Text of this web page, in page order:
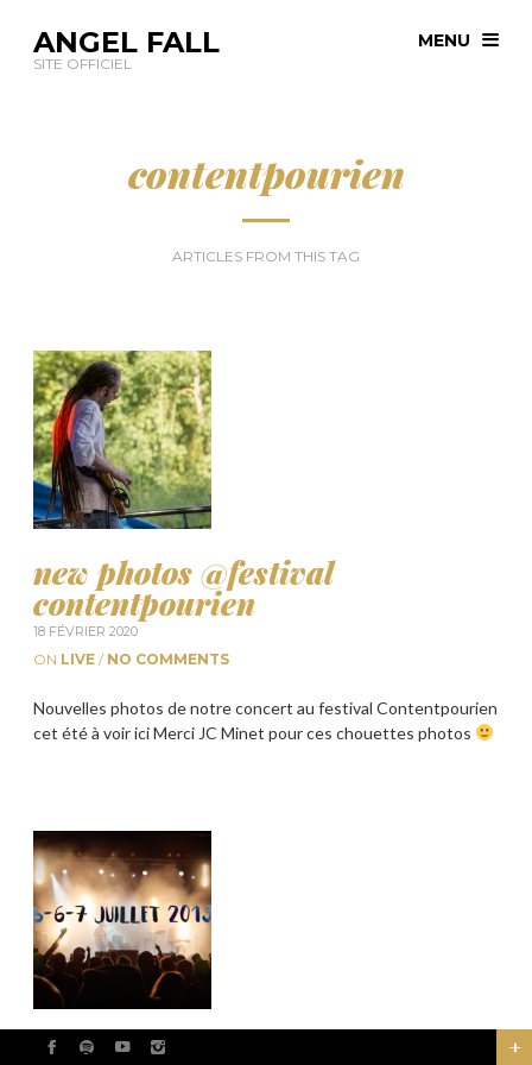
ANGEL FALL
SITE OFFICIEL
MENU
contentpourien
ARTICLES FROM THIS TAG
new photos @festival
contentpourien
18 FÉVRIER 2020
ON LIVE / NO COMMENTS
Nouvelles photos de notre concert au festival Contentpourien
cet été à voir ici Merci JC Minet pour ces chouettes photos
live au festival Contentpourien